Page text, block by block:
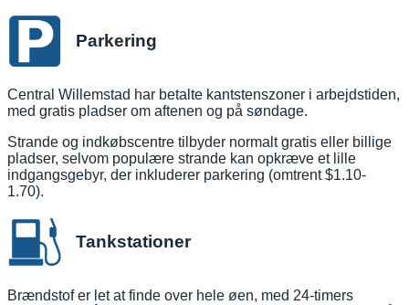
Parkering
Central Willemstad har betalte kantstenszoner i arbejdstiden,
med gratis pladser om aftenen og på søndage.
Strande og indkøbscentre tilbyder normalt gratis eller billige
pladser, selvom populære strande kan opkræve et lille
indgangsgebyr, der inkluderer parkering (omtrent $1.10-
1.70).
Tankstationer
Brændstof er let at finde over hele øen, med 24-timers